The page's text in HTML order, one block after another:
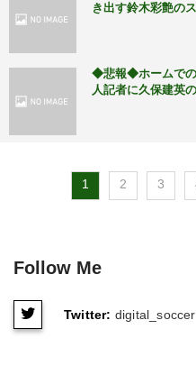
き出す鈴木彩艶の
◆悲報◆ホームでの
人記者に久保建英
1 2 3
Follow Me
Twitter: digital_soccer